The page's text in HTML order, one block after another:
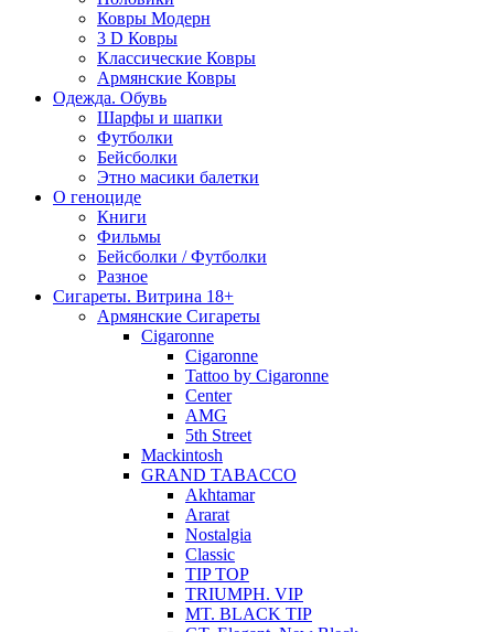
Ковры Модерн
3 D Ковры
Классические Ковры
Армянские Ковры
Одежда. Обувь
Шарфы и шапки
Футболки
Бейсболки
Этно масики балетки
О геноциде
Книги
Фильмы
Бейсболки / Футболки
Разное
Сигареты. Витрина 18+
Армянские Сигареты
Cigaronne
Cigaronne
Tattoo by Cigaronne
Center
AMG
5th Street
Mackintosh
GRAND TABACCO
Akhtamar
Ararat
Nostalgia
Classic
TIP TOP
TRIUMPH. VIP
MT. BLACK TIP